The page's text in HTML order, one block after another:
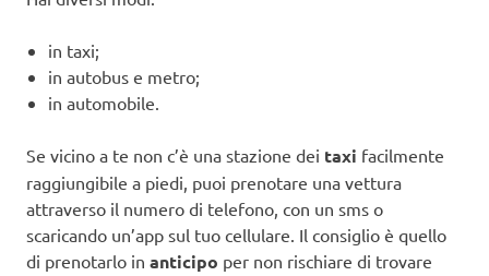
in taxi;
in autobus e metro;
in automobile.
Se vicino a te non c’è una stazione dei taxi facilmente
raggiungibile a piedi, puoi prenotare una vettura
attraverso il numero di telefono, con un sms o
scaricando un’app sul tuo cellulare. Il consiglio è quello
di prenotarlo in anticipo per non rischiare di trovare